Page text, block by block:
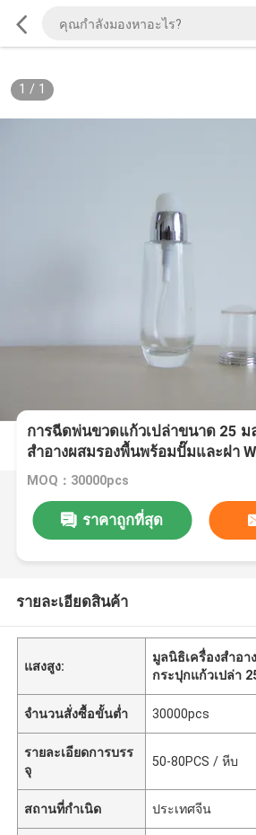
1 / 1
การฉีดพ่นขวดแก้วเปล่าขนาด 25 ม
สำอางผสมรองพื้นพร้อมปั๊มและฝา
MOQ：30000pcs
ราคาถูกที่สุด
รายละเอียดสินค้า
แสงสูง:
มูลนิธิเครื่องสําอา
กระปุกแก้วเปล่า
จำนวนสั่งซื้อขั้นต่ำ 30000pcs
รายละเอียดการบรร
จุ
50-80PCS / หีบ
สถานที่กำเนิด ประเทศจีน